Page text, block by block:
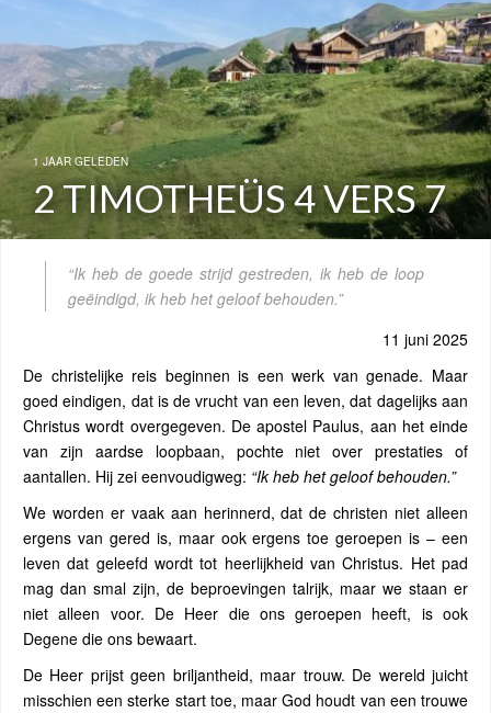
1 JAAR GELEDEN
2 TIMOTHEÜS 4 VERS 7
“Ik heb de goede strijd gestreden, ik heb de loop
geëindigd, ik heb het geloof behouden.”
11 juni 2025
De christelijke reis beginnen is een werk van genade. Maar
goed eindigen, dat is de vrucht van een leven, dat dagelijks aan
Christus wordt overgegeven. De apostel Paulus, aan het einde
van zijn aardse loopbaan, pochte niet over prestaties of
aantallen. Hij zei eenvoudigweg: “Ik heb het geloof behouden.”
We worden er vaak aan herinnerd, dat de christen niet alleen
ergens van gered is, maar ook ergens toe geroepen is – een
leven dat geleefd wordt tot heerlijkheid van Christus. Het pad
mag dan smal zijn, de beproevingen talrijk, maar we staan er
niet alleen voor. De Heer die ons geroepen heeft, is ook
Degene die ons bewaart.
De Heer prijst geen briljantheid, maar trouw. De wereld juicht
misschien een sterke start toe, maar God houdt van een trouwe